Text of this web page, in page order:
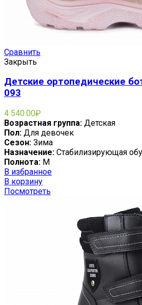
Сравнить
Закрыть
Детские ортопедические
093
4 540.00₽
Возрастная группа: Детская
Пол: Для девочек
Сезон: Зима
Назначение: Стабилизирующая
Полнота: M
В избранное
В корзину
Посмотреть